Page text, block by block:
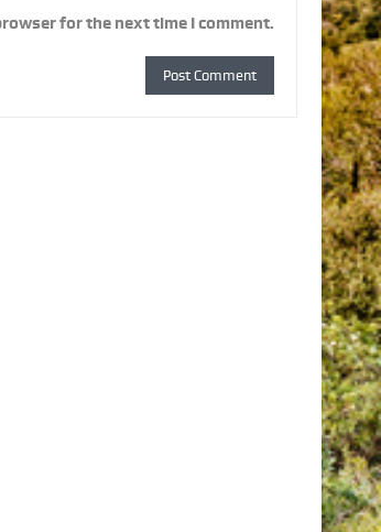
for the next time I comment.